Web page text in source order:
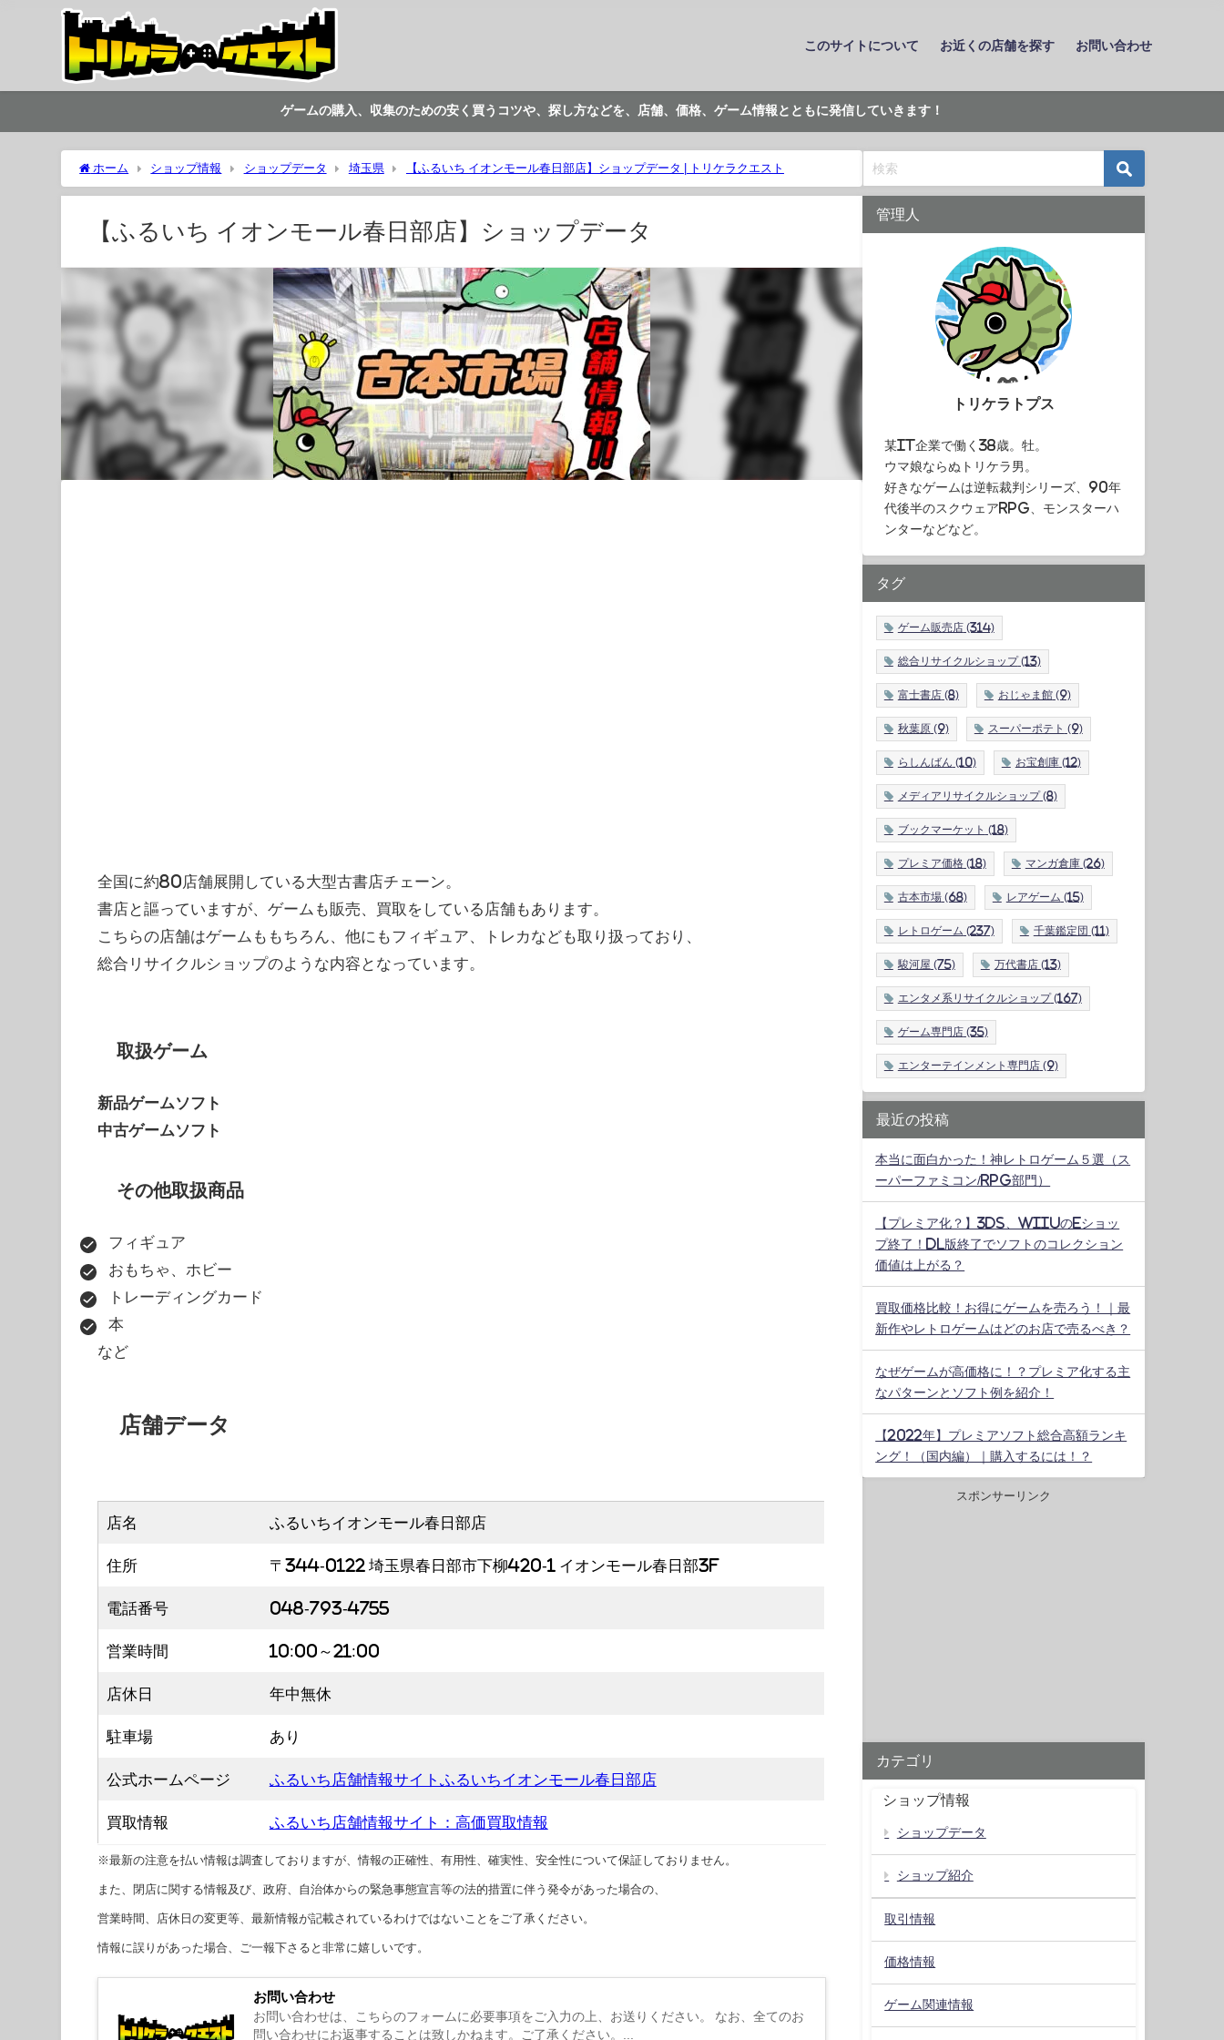
このサイトについて お近くの店舗を探す お問い合わせ
ゲームの購入、収集のための安く買うコツや、探し方などを、店舗、価格、ゲーム情報とともに発信していきます！
ホーム ショップ情報 ショップデータ 埼玉県 【ふるいち イオンモール春日部店】ショップデータ | トリケラクエスト
【ふるいち イオンモール春日部店】ショップデータ
全国に約80店舗展開している大型古書店チェーン。
書店と謳っていますが、ゲームも販売、買取をしている店舗もあります。
こちらの店舗はゲームももちろん、他にもフィギュア、トレカなども取り扱っており、
総合リサイクルショップのような内容となっています。
取扱ゲーム
新品ゲームソフト
中古ゲームソフト
その他取扱商品
フィギュア
おもちゃ、ホビー
トレーディングカード
本
など
店舗データ
店名 ふるいちイオンモール春日部店
住所 〒344-0122 埼玉県春日部市下柳420-1 イオンモール春日部3F
電話番号 048-793-4755
営業時間 10:00～21:00
店休日 年中無休
駐車場 あり
公式ホームページ ふるいち店舗情報サイトふるいちイオンモール春日部店
買取情報 ふるいち店舗情報サイト：高価買取情報
※最新の注意を払い情報は調査しておりますが、情報の正確性、有用性、確実性、安全性について保証しておりません。
また、閉店に関する情報及び、政府、自治体からの緊急事態宣言等の法的措置に伴う発令があった場合の、
営業時間、店休日の変更等、最新情報が記載されているわけではないことをご了承ください。
情報に誤りがあった場合、ご一報下さると非常に嬉しいです。
お問い合わせ
お問い合わせは、こちらのフォームに必要事項をご入力の上、お送りください。 なお、全てのお
問い合わせにお返事することは致しかねます。ご了承ください。...
管理人
トリケラトプス
某IT企業で働く38歳。牡。
ウマ娘ならぬトリケラ男。
好きなゲームは逆転裁判シリーズ、90年
代後半のスクウェアRPG、モンスターハ
ンターなどなど。
タグ
ゲーム販売店 (314)
総合リサイクルショップ(13)
富士書店 (8) おじゃま館(9)
秋葉原 (9) スーパーポテト (9)
らしんばん (10) お宝創庫 (12)
メディアリサイクルショップ(8)
ブックマーケット (18)
プレミア価格(18) マンガ倉庫 (26)
古本市場(68) レアゲーム (15)
レトロゲーム (237) 千葉鑑定団 (11)
駿河屋 (75) 万代書店 (13)
エンタメ系リサイクルショップ(167)
ゲーム専門店 (35)
エンターテインメント専門店 (9)
最近の投稿
本当に面白かった！神レトロゲーム５選（ス
ーパーファミコン/RPG部門）
【プレミア化？】3DS、WiiUのeショッ
プ終了！DL版終了でソフトのコレクション
価値は上がる？
買取価格比較！お得にゲームを売ろう！｜最
新作やレトロゲームはどのお店で売るべき？
なぜゲームが高価格に！？プレミア化する主
なパターンとソフト例を紹介！
【2022年】プレミアソフト総合高額ランキ
ング！（国内編）｜購入するには！？
スポンサーリンク
カテゴリ
ショップ情報
ショップデータ
ショップ紹介
取引情報
価格情報
ゲーム関連情報